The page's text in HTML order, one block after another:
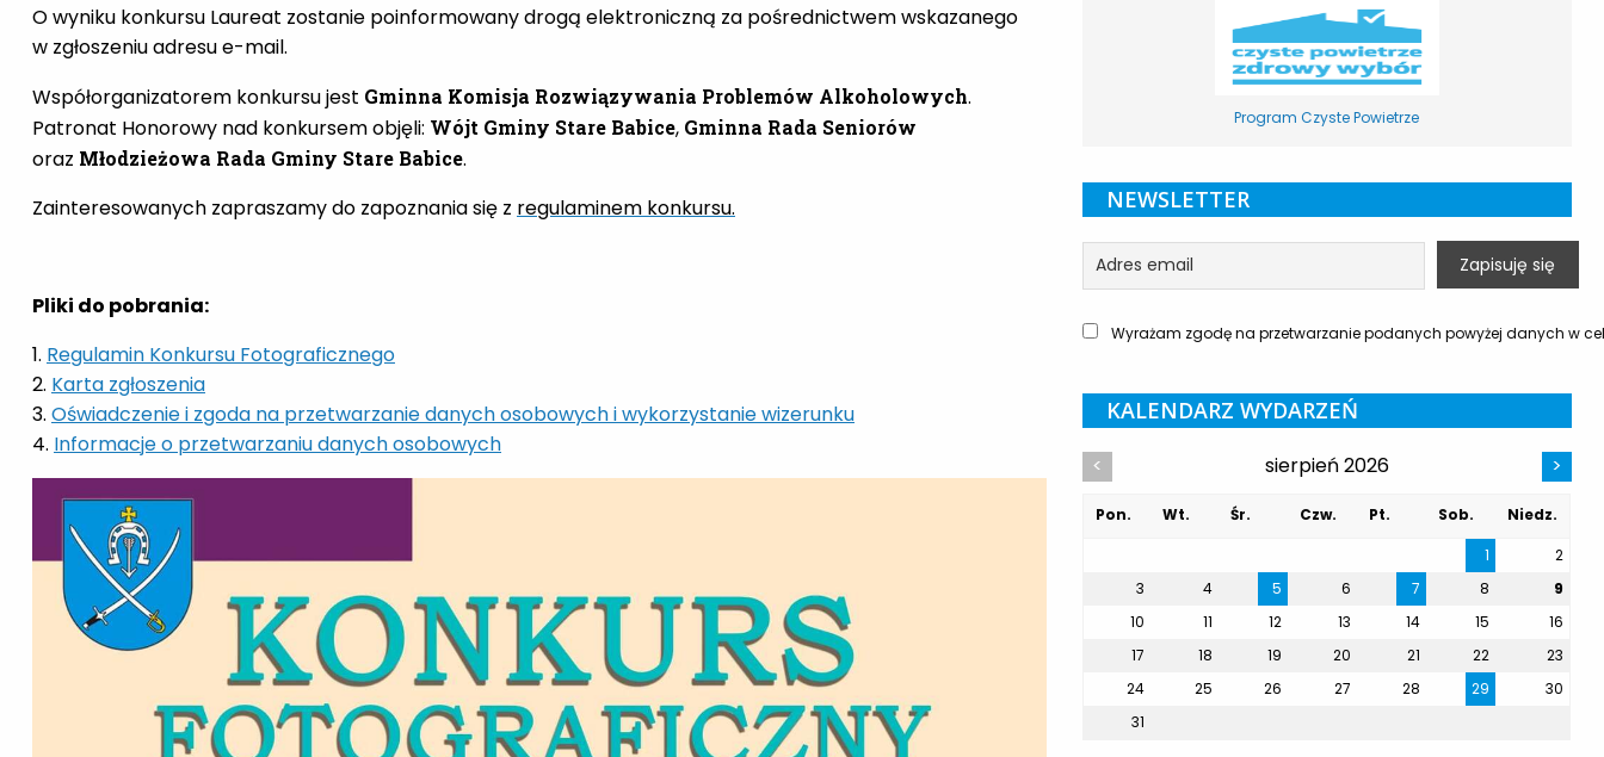
O wyniku konkursu Laureat zostanie poinformowany drogą elektroniczną za pośrednictwem wskazanego
w zgłoszeniu adresu e-mail.
Współorganizatorem konkursu jest Gminna Komisja Rozwiązywania Problemów Alkoholowych.
Patronat Honorowy nad konkursem objęli: Wójt Gminy Stare Babice, Gminna Rada Seniorów
oraz Młodzieżowa Rada Gminy Stare Babice.
Zainteresowanych zapraszamy do zapoznania się z regulaminem konkursu.
Pliki do pobrania:
1. Regulamin Konkursu Fotograficznego
2. Karta zgłoszenia
3. Oświadczenie i zgoda na przetwarzanie danych osobowych i wykorzystanie wizerunku
4. Informacje o przetwarzaniu danych osobowych
Program Czyste Powietrze
NEWSLETTER
Wyrażam zgodę na przetwarzanie podanych powyżej danych w
KALENDARZ WYDARZEŃ
< sierpień 2026 >
Pon. Wt. Śr. Czw. Pt. Sob.
Niedz.
1
2
3
4 5 6 7 8
9
10
11 12 13 14 15
16
17
18 19 20 21 22
23
24
25 26 27 28 29
30
31